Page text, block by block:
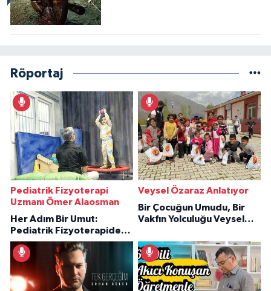
Röportaj
Pediatrik Fizyoterapi
Uzmanı Ömer Alaosman
Her Adım Bir Umut:
Pediatrik Fizyoterapiden
İlham Veren Hikâyeler
Veysel Özaraz Anlatıyor
Bir Çocuğun Umudu, Bir
Vakfın Yolculuğu Veysel